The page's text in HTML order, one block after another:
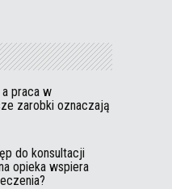
praca w
zarobki oznaczają
do konsultacji
opieka wspiera